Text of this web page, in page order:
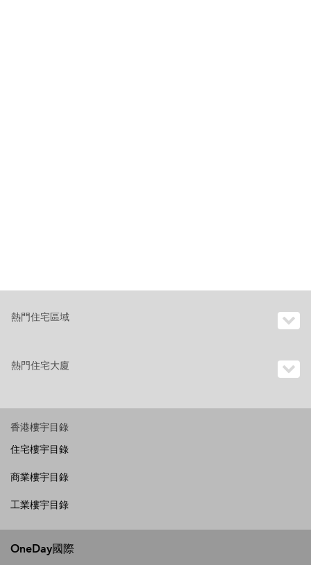
熱門住宅區域
熱門住宅大廈
香港樓宇目錄
住宅樓宇目錄
商業樓宇目錄
工業樓宇目錄
OneDay國際